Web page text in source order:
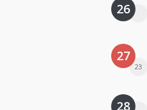
26
27
23
28